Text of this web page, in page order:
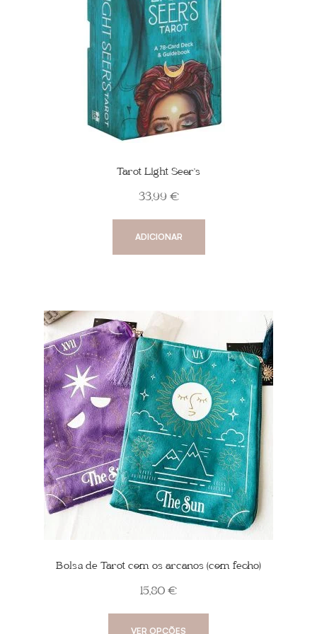
Tarot Light Seer’s
33,99 €
ADICIONAR
Bolsa de Tarot com os arcanos (com fecho)
15,80 €
VER OPÇÕES